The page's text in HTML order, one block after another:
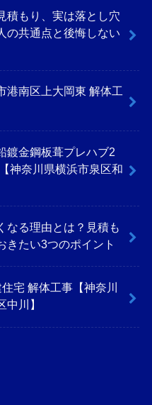
積もり、実は落とし穴
の共通点と後悔しない
港南区上大岡東 解体工
鍍金鋼板葺プレハブ2
神奈川県横浜市泉区和
なる理由とは？見積も
きたい3つのポイント
宅 解体工事【神奈川
中川】